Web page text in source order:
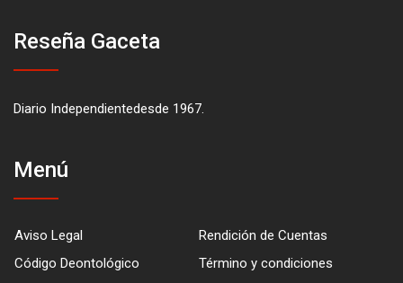
Reseña Gaceta
Diario Independientedesde 1967.
Menú
Aviso Legal
Rendición de Cuentas
Código Deontológico
Término y condiciones